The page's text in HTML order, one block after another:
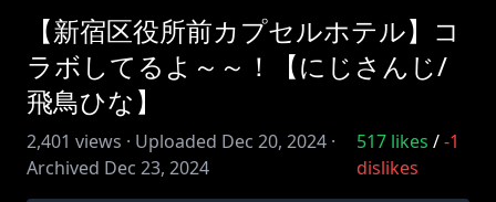
【新宿区役所前カプセルホテル】コ
ラボしてるよ～～！【にじさんじ/
飛鳥ひな】
2,401 views · Uploaded Dec 20, 2024 ·
Archived Dec 23, 2024
517 likes /-1
dislikes